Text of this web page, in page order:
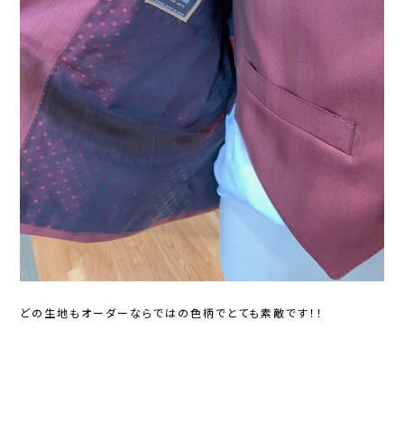
どの生地もオーダーならではの色柄でとても素敵です！！